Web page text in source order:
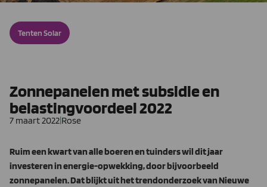
Tenten Solar
Zonnepanelen met subsidie en
belastingvoordeel 2022
7 maart 2022 Rose
Ruim een kwart van alle boeren en tuinders wil dit jaar
investeren in energie-opwekking, door bijvoorbeeld
zonnepanelen. Dat blijkt uit het trendonderzoek van Nieuwe